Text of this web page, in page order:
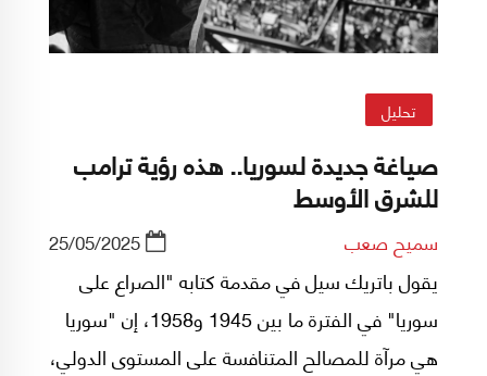
تحليل
صياغة جديدة لسوريا.. هذه رؤية ترامب
للشرق الأوسط
سميح صعب 25/05/2025
يقول باتريك سيل في مقدمة كتابه "الصراع على
سوريا" في الفترة ما بين 1945 و1958، إن "سوريا
هي مرآة للمصالح المتنافسة على المستوى الدولي،